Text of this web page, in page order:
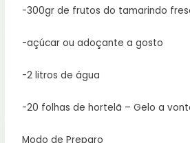
-300gr de frutos do tamarindo
-açúcar ou adoçante a gosto
-2 litros de água
-20 folhas de hortelã – Gelo a
Modo de Preparo